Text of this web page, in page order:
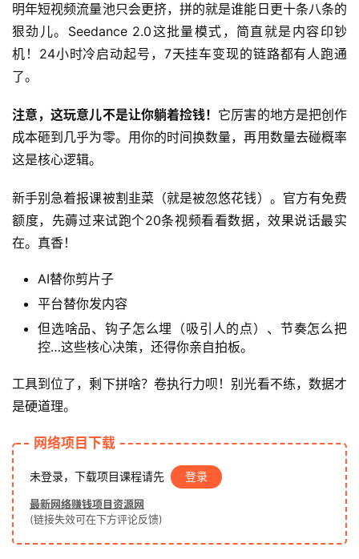
首
页
网
创
快
讯
项
目
中
创
明年短视频流量池只会更挤，拼的就是谁能日更十条八条的
狠劲儿。Seedance 2.0这批量模式，简直就是内容印钞
机！24小时冷启动起号，7天挂车变现的链路都有人跑通
了。
注意，这玩意儿不是让你躺着捡钱！ 它厉害的地方是把创作
成本砸到几乎为零。用你的时间换数量，再用数量去碰概率
这是核心逻辑。
新手别急着报课被割韭菜（就是被忽悠花钱）。官方有免费
额度，先薅过来试跑个20条视频看看数据，效果说话最实
在。真香！
AI替你剪片子
平台替你发内容
但选啥品、钩子怎么埋（吸引人的点）、节奏怎么把
控…这些核心决策，还得你亲自拍板。
工具到位了，剩下拼啥？卷执行力呗！别光看不练，数据才
是硬道理。
网络项目下载
未登录，下载项目课程请先 登录
最新网络赚钱项目资源网
(链接失效可在下方评论反馈)